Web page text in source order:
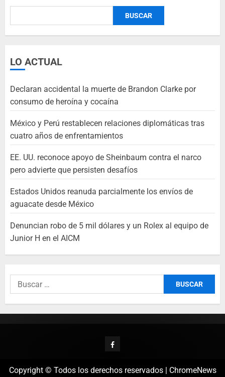
BUSCAR
LO ACTUAL
Declaran accidental la muerte de Brandon Clarke por
consumo de heroína y cocaína
México y Perú restablecen relaciones diplomáticas tras
cuatro años de enfrentamientos
EE. UU. reconoce apoyo de Sheinbaum contra el narco
pero advierte que persisten desafíos
Estados Unidos reanuda parcialmente los envíos de
aguacate desde México
Denuncian robo de 5 mil dólares y un Rolex al equipo de
Junior H en el AICM
Copyright © Todos los derechos reservados ChromeNews